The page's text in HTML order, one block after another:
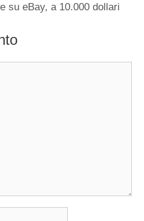
su eBay, a 10.000 dollari